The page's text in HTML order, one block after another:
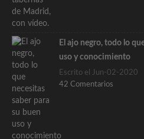
El ajo negro, todo lo
uso y conocimiento
Escrito el Jun-02-2020
42 Comentarios